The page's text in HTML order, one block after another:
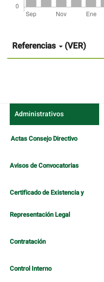
artículo
Referencias (VER)
Administrativos
Actas Consejo Directivo
Avisos de Convocatorias
Certificado de Existencia y
Representación Legal
Contratación
Control Interno